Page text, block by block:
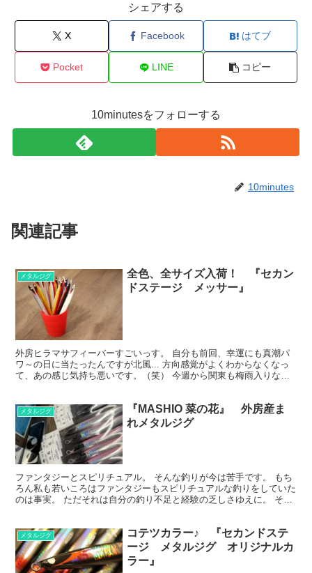
シェアする
X Facebook はてブ
Pocket LINE コピー
10minutesをフォローする
10minutes
関連記事
メタルジグ
全色、全サイズ入荷！ 『セカン
ドステージ メッサー』
外房ヒラマサフィーバーすごいっす。 自分も前回、幸運にも真潮パ
ワ～の日に当たったんですが北風... 方向感覚がよくわからなくなっ
て、あの感じ気持ち悪いです。（笑） 今週から関東も梅雨入りなの
メタルジグ
『MASHIO 菜の花』 外房産ま
れメタルジグ
ファンタジーとスピリチュアル。 そんな釣りが今は苦手です。 もち
ろん私も若いころはファンタジーもスピリチュアルな釣りをしていた
のは事実。 ただそれは自分の釣り不足と経験の乏しさゆえに。 そし
メタルジグ
コテツカラー♪ 『セカンドステ
ージ メタルジグ オリジナルカ
ラー』